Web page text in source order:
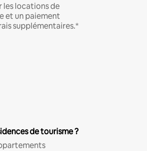
les locations de
et un paiement
supplémentaires.*
de tourisme ?